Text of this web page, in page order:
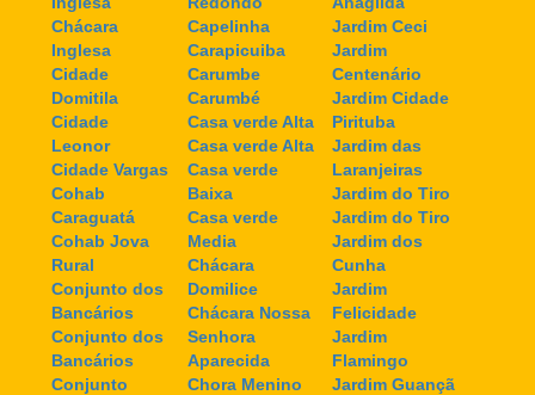
Chácara
Inglesa
Cidade
Domitila
Cidade
Leonor
Cidade Vargas
Cohab
Caraguatá
Cohab Jova
Rural
Conjunto dos
Bancários
Conjunto dos
Bancários
Conjunto
Capelinha
Carapicuiba
Carumbe
Carumbé
Casa verde Alta
Casa verde Alta
Casa verde
Baixa
Casa verde
Media
Chácara
Domilice
Chácara Nossa
Senhora
Aparecida
Chora Menino
Jardim Ceci
Jardim
Centenário
Jardim Cidade
Pirituba
Jardim das
Laranjeiras
Jardim do Tiro
Jardim do Tiro
Jardim dos
Cunha
Jardim
Felicidade
Jardim
Flamingo
Jardim Guançã